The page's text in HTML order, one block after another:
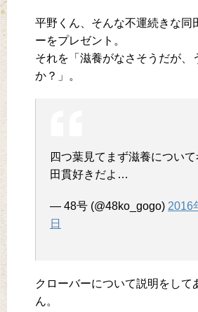
平野くん、そんな不運続きな同
ーをプレゼント。
それを「滋養がなさそうだが、
か？」。
四つ葉見てまず滋養について
田貫好きだよ…
— 48号 (@48ko_gogo) 2016
日
クローバーについて説明をして
ん。